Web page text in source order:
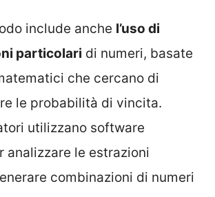
include anche l’uso di
particolari di numeri, basate
che cercano di
le probabilità di vincita.
utilizzano software
analizzare le estrazioni
combinazioni di numeri